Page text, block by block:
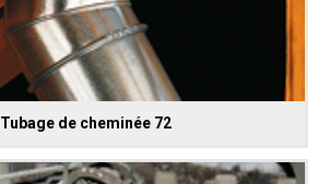
Tubage de cheminée 72